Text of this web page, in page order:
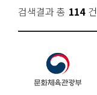
검색결과 총 114 건